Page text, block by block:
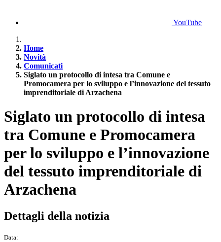
YouTube
Home
Novità
Comunicati
Siglato un protocollo di intesa tra Comune e
Promocamera per lo sviluppo e l’innovazione del tessuto
imprenditoriale di Arzachena
Siglato un protocollo di intesa
tra Comune e Promocamera
per lo sviluppo e l’innovazione
del tessuto imprenditoriale di
Arzachena
Dettagli della notizia
Data: